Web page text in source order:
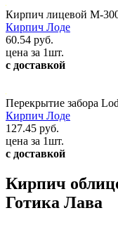
Кирпич лицевой М-
Кирпич Лоде
60.54 руб.
цена за 1шт.
с доставкой
Перекрытие забора
Кирпич Лоде
127.45 руб.
цена за 1шт.
с доставкой
Кирпич
Готика Лава